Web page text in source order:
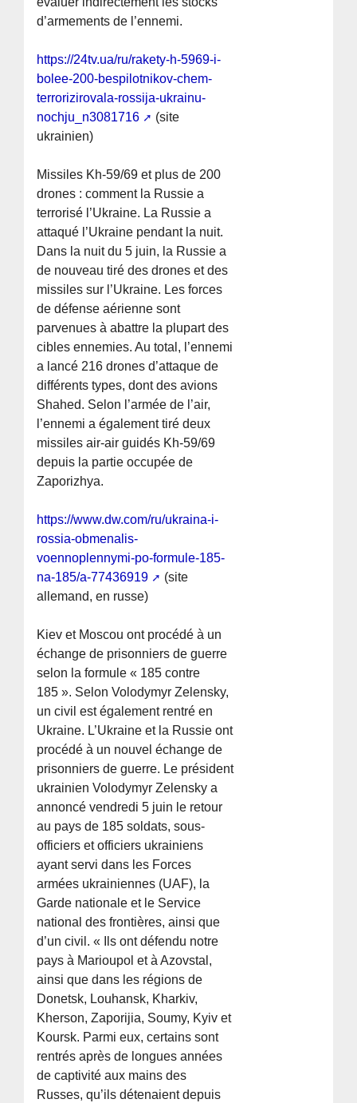
d’armements de l’ennemi.
https://24tv.ua/ru/rakety-h-5969-i-
bolee-200-bespilotnikov-chem-
terrorizirovala-rossija-ukrainu-
nochju_n3081716
(site
ukrainien)
Missiles Kh-59/69 et plus de 200
drones : comment la Russie a
terrorisé l’Ukraine. La Russie a
attaqué l’Ukraine pendant la nuit.
Dans la nuit du 5 juin, la Russie a
de nouveau tiré des drones et des
missiles sur l’Ukraine. Les forces
de défense aérienne sont
parvenues à abattre la plupart des
cibles ennemies. Au total, l’ennemi
a lancé 216 drones d’attaque de
différents types, dont des avions
Shahed. Selon l’armée de l’air,
l’ennemi a également tiré deux
missiles air-air guidés Kh-59/69
depuis la partie occupée de
Zaporizhya.
https://www.dw.com/ru/ukraina-i-
rossia-obmenalis-
voennoplennymi-po-formule-185-
na-185/a-77436919
(site
allemand, en russe)
Kiev et Moscou ont procédé à un
échange de prisonniers de guerre
selon la formule « 185 contre
185 ». Selon Volodymyr Zelensky,
un civil est également rentré en
Ukraine. L’Ukraine et la Russie ont
procédé à un nouvel échange de
prisonniers de guerre. Le président
ukrainien Volodymyr Zelensky a
annoncé vendredi 5 juin le retour
au pays de 185 soldats, sous-
officiers et officiers ukrainiens
ayant servi dans les Forces
armées ukrainiennes (UAF), la
Garde nationale et le Service
national des frontières, ainsi que
d’un civil. « Ils ont défendu notre
pays à Marioupol et à Azovstal,
ainsi que dans les régions de
Donetsk, Louhansk, Kharkiv,
Kherson, Zaporijia, Soumy, Kyiv et
Koursk. Parmi eux, certains sont
rentrés après de longues années
de captivité aux mains des
Russes, qu’ils détenaient depuis